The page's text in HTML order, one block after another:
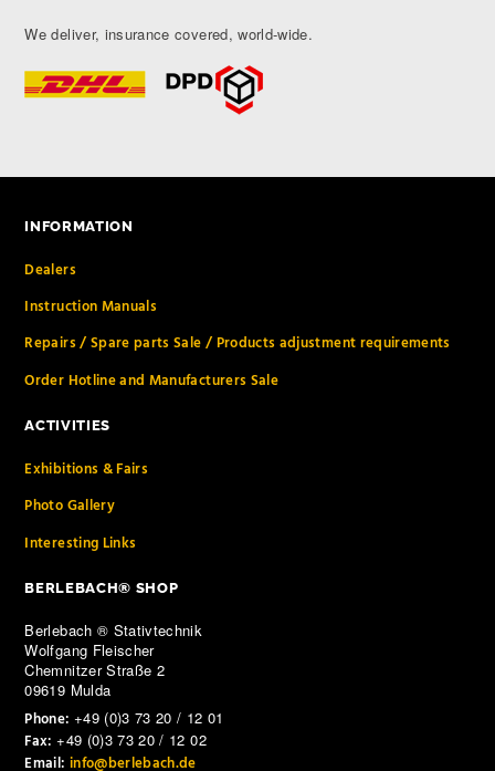
We deliver, insurance covered, world-wide.
INFORMATION
Dealers
Instruction Manuals
Repairs / Spare parts Sale / Products adjustment requirements
Order Hotline and Manufacturers Sale
ACTIVITIES
Exhibitions & Fairs
Photo Gallery
Interesting Links
BERLEBACH® SHOP
Berlebach ® Stativtechnik
Wolfgang Fleischer
Chemnitzer Straße 2
09619 Mulda
Phone: +49 (0)3 73 20 / 12 01
Fax: +49 (0)3 73 20 / 12 02
Email: info@berlebach.de